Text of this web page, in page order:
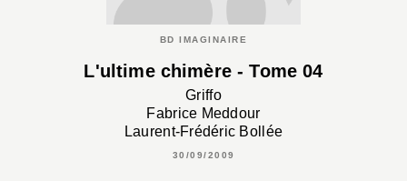
BD IMAGINAIRE
L'ultime chimère - Tome 04
Griffo
Fabrice Meddour
Laurent-Frédéric Bollée
30/09/2009